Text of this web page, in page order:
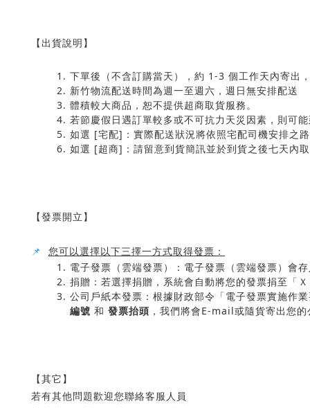
【出貨說明】
下單後（不含訂購當天），約 1-3 個工作天內寄出
新竹物流配送時間為週一至週六，週日無安排配送
體積較大商品，恕不提供超商取貨服務。
若節慶假日遇訂單較多或不可抗力天災因素，則可
如選 [宅配]：實際配送狀況將依照宅配司機安排之
如選 [超商]：請留意到貨簡訊並於到貨之後七天內
【發票開立】
📌
您可以選擇以下三擇一方式取得發票：
電子發票（雲端發票）：​電子發票（雲端發票）會
捐贈：若選擇捐贈，系統會自動將您的發票捐至「
公司戶紙本發票：根據財政部令「電子發票實施作
編號 和 發票抬頭 ，我們將會E-mail或隨貨寄出您
【其它】
若有其他問題歡迎您聯絡客服人員